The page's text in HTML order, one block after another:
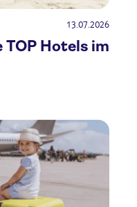
13.07.2026
TOP Hotels im